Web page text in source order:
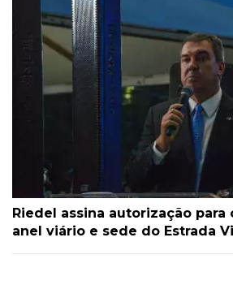
Riedel assina autorização
anel viário e sede do Estrada